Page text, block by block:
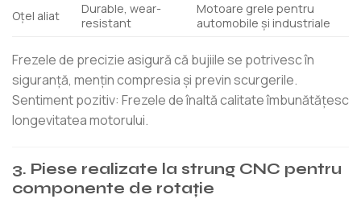
Oțel aliat
Durable, wear-
resistant
Motoare grele pentru
automobile și industriale
Frezele de precizie asigură că bujiile se potrivesc în
siguranță, mențin compresia și previn scurgerile.
Sentiment pozitiv: Frezele de înaltă calitate îmbunătățesc
longevitatea motorului.
3. Piese realizate la strung CNC pentru
componente de rotație